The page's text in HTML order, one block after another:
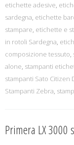
etichette adesive,
sardegna, etichette
stampare, etichette e
in rotoli Sardegna,
composizione tessuto,
alone, stampanti
stampanti Sato Citizen
Stampanti Zebra,
Primera LX 3000